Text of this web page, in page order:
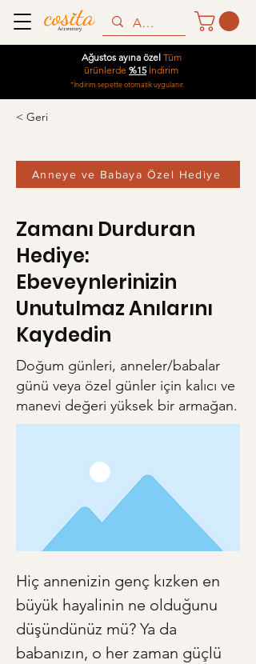
Ağustos ayına özel Tüm
ürünlerde %15İndirim
*İndirim sepette otomatik uygulanır.
< Geri
Anneye ve Babaya Özel Hediye
Zamanı Durduran
Hediye:
Ebeveynlerinizin
Unutulmaz Anılarını
Kaydedin
Doğum günleri, anneler/babalar
günü veya özel günler için kalıcı ve
manevi değeri yüksek bir armağan.
Hiç annenizin genç kızken en
büyük hayalinin ne olduğunu
düşündünüz mü? Ya da
babanızın, o her zaman güçlü